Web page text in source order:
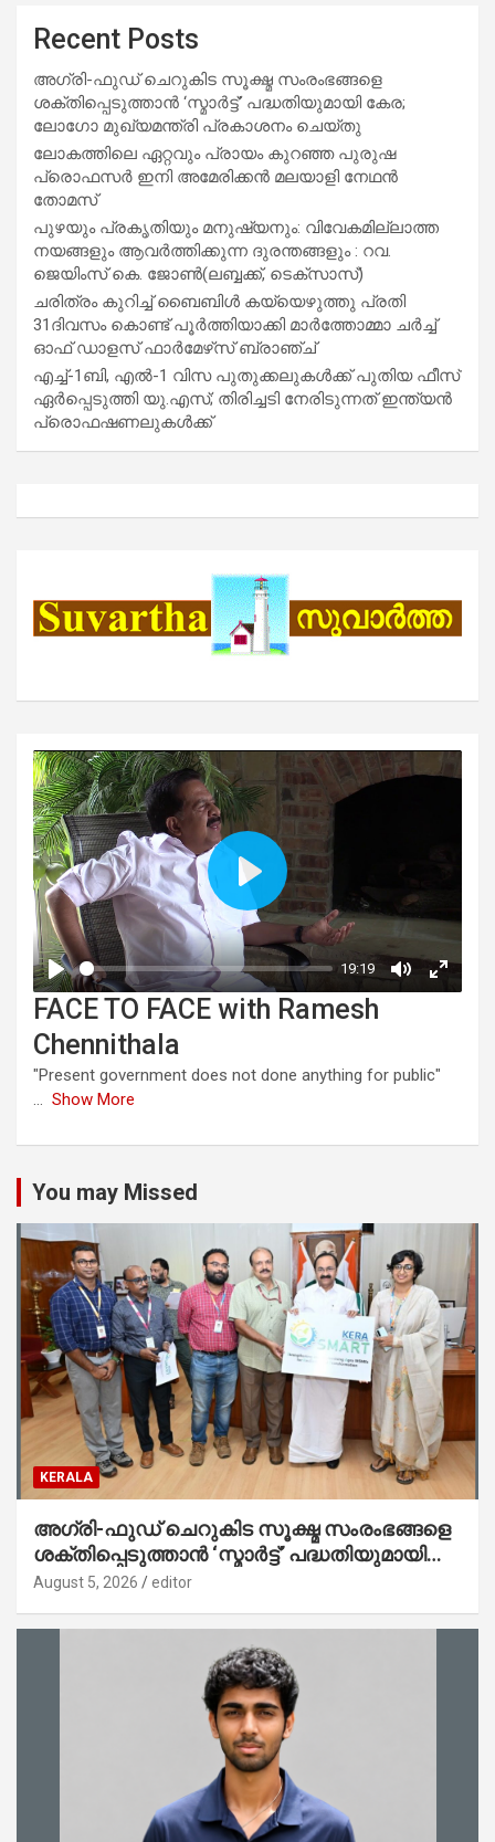
Recent Posts
അഗ്രി-ഫുഡ് ചെറുകിട സൂക്ഷ്മ സംരംഭങ്ങളെ
ശക്തിപ്പെടുത്താന്‍ ‘സ്മാര്‍ട്ട്’ പദ്ധതിയുമായി കേര;
ലോഗോ മുഖ്യമന്ത്രി പ്രകാശനം ചെയ്തു
ലോകത്തിലെ ഏറ്റവും പ്രായം കുറഞ്ഞ പുരുഷ
പ്രൊഫസർ ഇനി അമേരിക്കൻ മലയാളി നേഥൻ
തോമസ്
പുഴയും പ്രകൃതിയും മനുഷ്യനും: വിവേകമില്ലാത്ത
നയങ്ങളും ആവർത്തിക്കുന്ന ദുരന്തങ്ങളും : റവ.
ജെയിംസ് കെ. ജോൺ(ലബ്ബക്ക്, ടെക്സാസ്)
ചരിത്രം കുറിച്ച് ബൈബിൾ കയ്യെഴുത്തു പ്രതി
31ദിവസം കൊണ്ട് പൂർത്തിയാക്കി മാർത്തോമ്മാ ചർച്ച്
ഓഫ് ഡാളസ് ഫാർമേഴ്‌സ് ബ്രാഞ്ച്
എച്ച്-1ബി, എൽ-1 വിസ പുതുക്കലുകൾക്ക് പുതിയ ഫീസ്
ഏർപ്പെടുത്തി യു.എസ്; തിരിച്ചടി നേരിടുന്നത് ഇന്ത്യൻ
പ്രൊഫഷണലുകൾക്ക്
FACE TO FACE with Ramesh
Chennithala
"Present government does not done anything for public"
... Show More
You may Missed
KERALA
അഗ്രി-ഫുഡ് ചെറുകിട സൂക്ഷ്മ സംരംഭങ്ങളെ
ശക്തിപ്പെടുത്താന്‍ ‘സ്മാര്‍ട്ട്’ പദ്ധതിയുമായി
കേര; ലോഗോ മുഖ്യമന്ത്രി പ്രകാശനം
August 5, 2026 editor